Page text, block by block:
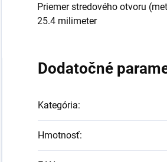
Priemer stredového otvoru
25.4 milimeter
Dodatočné
Kategória:
Hmotnosť: